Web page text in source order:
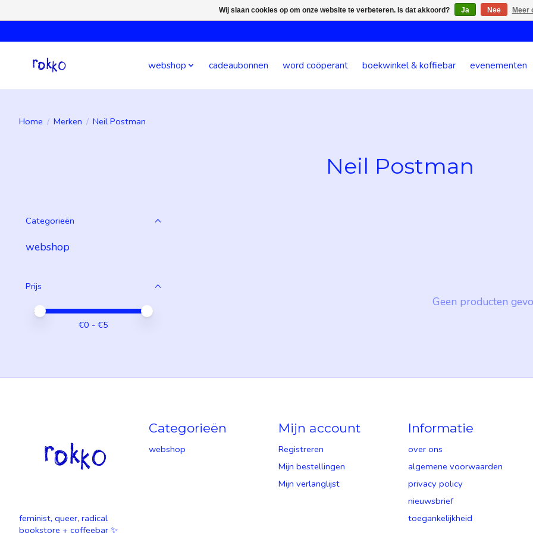
webshop cadeaubonnen word coöperant boekwinkel & koffiebar evenementen
Home / Merken / Neil Postman
Neil Postman
Categorieën
webshop
Prijs
Minimale prijswaarde
Price maximum value
€0 - €5
Geen producten
feminist, queer, radical
bookstore + coffeebar ✨
Categorieën
webshop
Mijn account
Registreren
Mijn bestellingen
Mijn verlanglijst
Informatie
over ons
algemene voorwaarden
privacy policy
nieuwsbrief
toegankelijkheid
Wij slaan cookies op om onze website te verbeteren. Is dat akkoord? Ja Nee Meer